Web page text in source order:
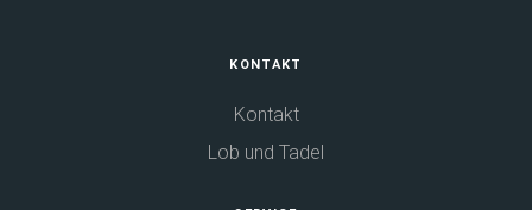
KONTAKT
Kontakt
Lob und Tadel